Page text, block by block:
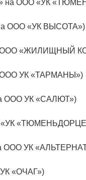
на ООО «УК
ООО «УК ВЫСОТА»)
ООО «ЖИЛИЩНЫЙ
УК «ТАРМАНЫ»)
ООО УК «САЛЮТ»)
«УК
ООО УК
«ОЧАГ»)